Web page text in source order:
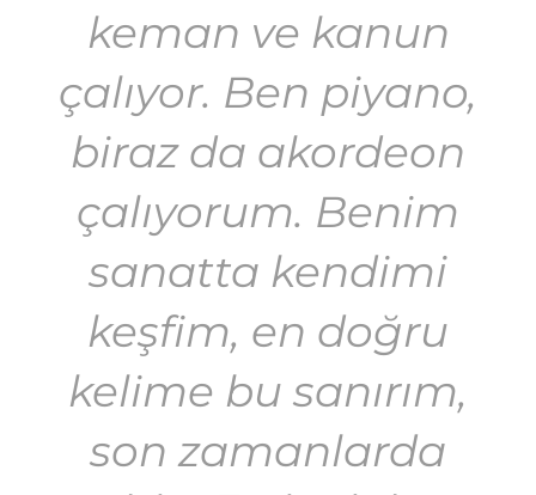
keman ve kanun
çalıyor. Ben piyano,
biraz da akordeon
çalıyorum. Benim
sanatta kendimi
keşfim, en doğru
kelime bu sanırım,
son zamanlarda